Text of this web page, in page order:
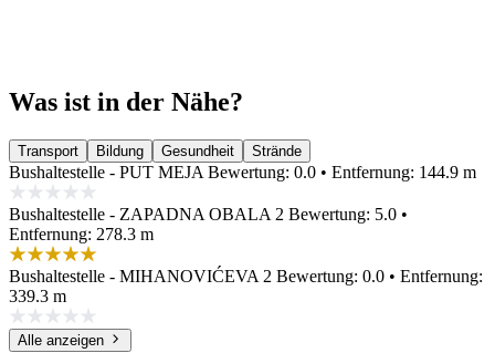
Was ist in der Nähe?
Transport Bildung Gesundheit Strände
Bushaltestelle - PUT MEJA Bewertung: 0.0 • Entfernung: 144.9 m
Bushaltestelle - ZAPADNA OBALA 2 Bewertung: 5.0 •
Entfernung: 278.3 m
Bushaltestelle - MIHANOVIĆEVA 2 Bewertung: 0.0 • Entfernung:
339.3 m
Alle anzeigen